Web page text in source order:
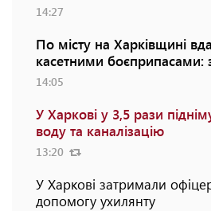
14:27
По місту на Харківщині
касетними боєприпасами:
14:05
У Харкові у 3,5 рази
воду та каналізацію
13:20
У Харкові затримали
допомогу ухилянту